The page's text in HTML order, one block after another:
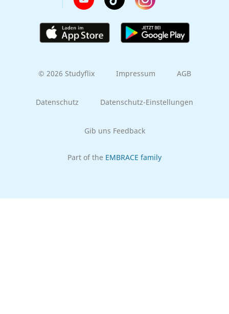
© 2026 Studyflix Impressum AGB
Datenschutz Datenschutz-Einstellungen
Gib uns Feedback
Part of the EMBRACE family